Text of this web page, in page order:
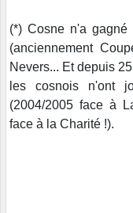
(*) Cosne n'a gagné
(anciennement
Nevers... Et depuis
les cosnois n'ont
(2004/2005 face à
face à la Charité !).